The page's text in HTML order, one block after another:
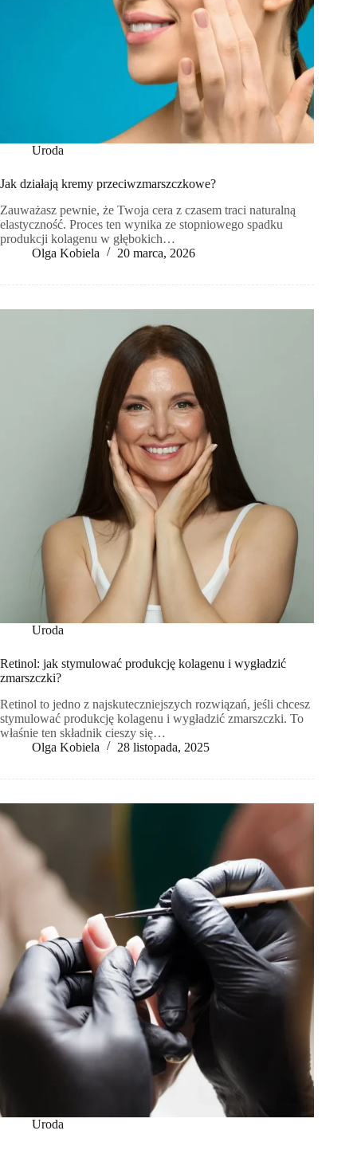
Uroda
Jak działają kremy przeciwzmarszczkowe?
Zauważasz pewnie, że Twoja cera z czasem traci naturalną
elastyczność. Proces ten wynika ze stopniowego spadku
produkcji kolagenu w głębokich…
Olga Kobiela
20 marca, 2026
Uroda
Retinol: jak stymulować produkcję kolagenu i wygładzić
zmarszczki?
Retinol to jedno z najskuteczniejszych rozwiązań, jeśli chcesz
stymulować produkcję kolagenu i wygładzić zmarszczki. To
właśnie ten składnik cieszy się…
Olga Kobiela
28 listopada, 2025
Uroda